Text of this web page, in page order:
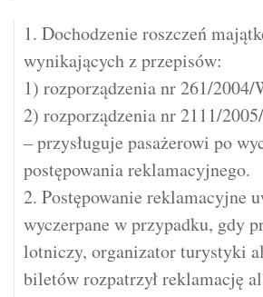
1. Dochodzenie roszczeń
wynikających z przepisów:
1) rozporządzenia nr 261/2004/
2) rozporządzenia nr 2111/
– przysługuje pasażerowi po
postępowania reklamacyjnego.
2. Postępowanie reklamacyjne
wyczerpane w przypadku, gdy
lotniczy, organizator turystyki
biletów rozpatrzył reklamację